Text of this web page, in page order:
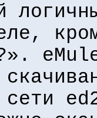
сети